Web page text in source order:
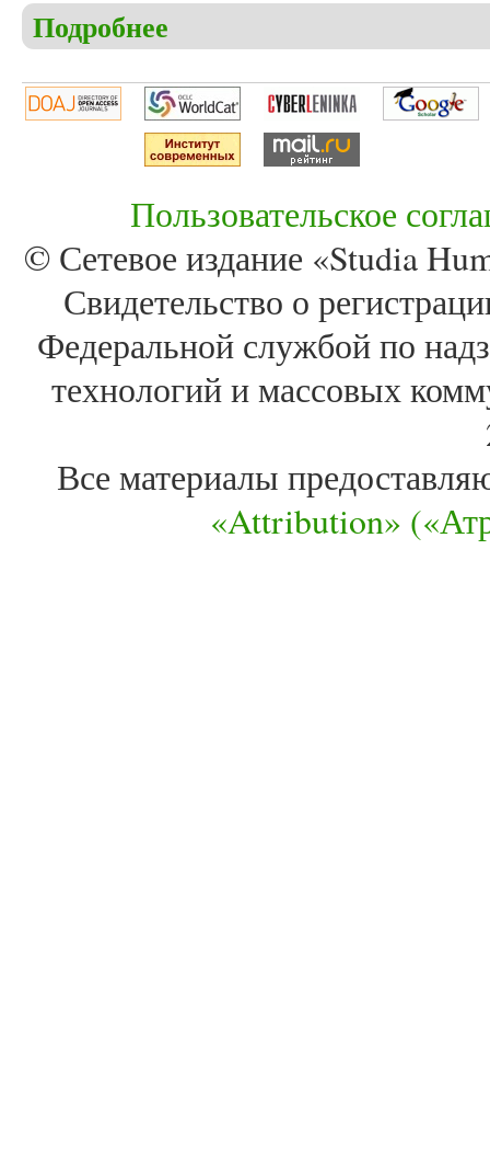
Подробнее
Пользовательское
© Сетевое издание «Studia
Свидетельство о
Федеральной службой по
технологий и массовых
Все материалы
«Attribution»